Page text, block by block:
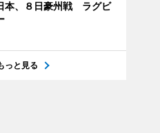
本、８日豪州戦 ラグビ
っと見る